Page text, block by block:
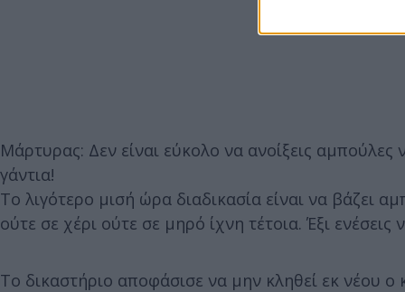
Μάρτυρας: Δεν είναι εύκολο να ανοίξεις
γάντια!
Το λιγότερο μισή ώρα διαδικασία είναι να βάζει
ούτε σε χέρι ούτε σε μηρό ίχνη τέτοια. Έξι
Το δικαστήριο αποφάσισε να μην κληθεί εκ νέου